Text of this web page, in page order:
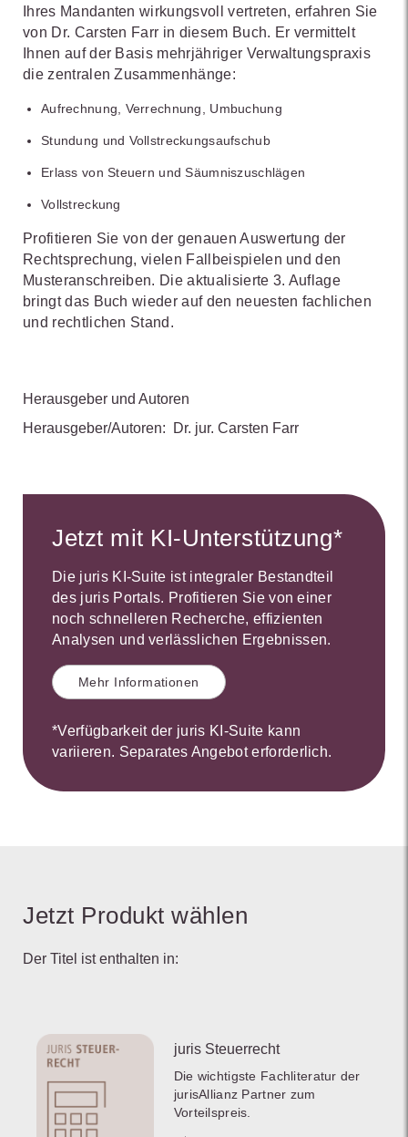
Ihres Mandanten wirkungsvoll vertreten, erfahren Sie
von Dr. Carsten Farr in diesem Buch. Er vermittelt
Ihnen auf der Basis mehrjähriger Verwaltungspraxis
die zentralen Zusammenhänge:
Aufrechnung, Verrechnung, Umbuchung
Stundung und Vollstreckungsaufschub
Erlass von Steuern und Säumniszuschlägen
Vollstreckung
Profitieren Sie von der genauen Auswertung der
Rechtsprechung, vielen Fallbeispielen und den
Musteranschreiben. Die aktualisierte 3. Auflage
bringt das Buch wieder auf den neuesten fachlichen
und rechtlichen Stand.
Herausgeber und Autoren
Herausgeber/Autoren:
Dr. jur. Carsten Farr
Jetzt mit KI-Unterstützung*
Die juris KI-Suite ist integraler Bestandteil
des juris Portals. Profitieren Sie von einer
noch schnelleren Recherche, effizienten
Analysen und verlässlichen Ergebnissen.
Mehr Informationen
*Verfügbarkeit der juris KI-Suite kann
variieren. Separates Angebot erforderlich.
Jetzt Produkt wählen
Der Titel ist enthalten in:
juris Steuerrecht
Die wichtigste Fachliteratur der
jurisAllianz Partner zum
Vorteilspreis.